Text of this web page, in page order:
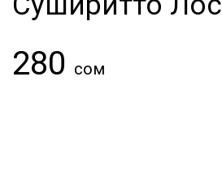
280 сом